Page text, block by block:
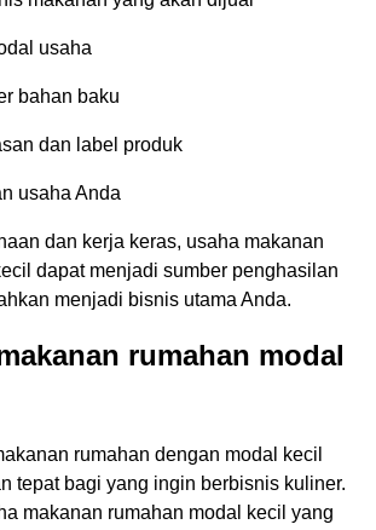
usaha
bahan baku
dan label produk
usaha Anda
dan kerja keras, usaha makanan
dapat menjadi sumber penghasilan
menjadi bisnis utama Anda.
rumahan modal
rumahan dengan modal kecil
tepat bagi yang ingin berbisnis kuliner.
makanan rumahan modal kecil yang